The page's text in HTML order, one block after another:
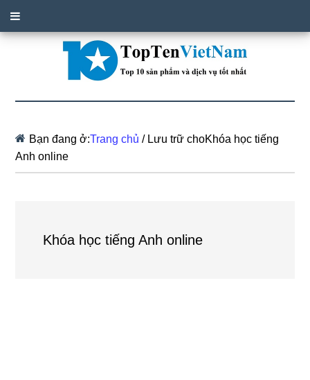
Bạn đang ở:Trang chủ /Lưu trữ choKhóa học tiếng
Anh online
Khóa học tiếng Anh online